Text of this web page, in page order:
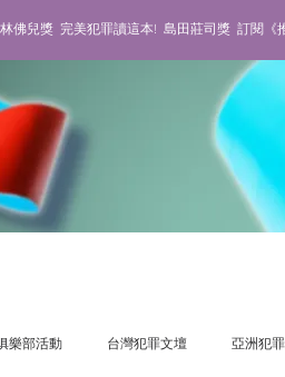
林佛兒獎 完美犯罪讀這本! 島田莊司獎 訂閱《
樂部活動 台灣犯罪文壇 亞洲犯